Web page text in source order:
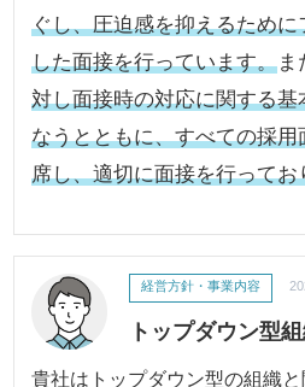
ぐし、圧迫感を抑えるため
した面接を行っています。ま
対し面接時の対応に関する
なうとともに、すべての採
席し、適切に面接を行ってお
トップダウン型
経営方針・事業内容
貴社はトップダウン型の組織